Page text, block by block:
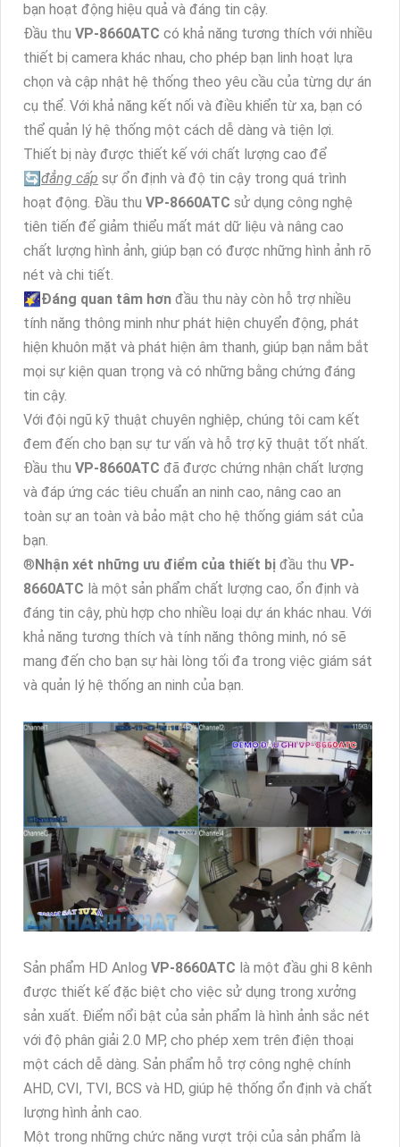
bạn hoạt động hiệu quả và đáng tin cậy.
Đầu thu VP-8660ATC có khả năng tương thích với nhiều
thiết bị camera khác nhau, cho phép bạn linh hoạt lựa
chọn và cập nhật hệ thống theo yêu cầu của từng dự án
cụ thể. Với khả năng kết nối và điều khiển từ xa, bạn có
thể quản lý hệ thống một cách dễ dàng và tiện lợi.
Thiết bị này được thiết kế với chất lượng cao để
🔄đẳng cấp sự ổn định và độ tin cậy trong quá trình
hoạt động. Đầu thu VP-8660ATC sử dụng công nghệ
tiên tiến để giảm thiểu mất mát dữ liệu và nâng cao
chất lượng hình ảnh, giúp bạn có được những hình ảnh rõ
nét và chi tiết.
🌠Đáng quan tâm hơn đầu thu này còn hỗ trợ nhiều
tính năng thông minh như phát hiện chuyển động, phát
hiện khuôn mặt và phát hiện âm thanh, giúp bạn nắm bắt
mọi sự kiện quan trọng và có những bằng chứng đáng
tin cậy.
Với đội ngũ kỹ thuật chuyên nghiệp, chúng tôi cam kết
đem đến cho bạn sự tư vấn và hỗ trợ kỹ thuật tốt nhất.
Đầu thu VP-8660ATC đã được chứng nhận chất lượng
và đáp ứng các tiêu chuẩn an ninh cao, nâng cao an
toàn sự an toàn và bảo mật cho hệ thống giám sát của
bạn.
®️ Nhận xét những ưu điểm của thiết bị đầu thu VP-
8660ATC là một sản phẩm chất lượng cao, ổn định và
đáng tin cậy, phù hợp cho nhiều loại dự án khác nhau. Với
khả năng tương thích và tính năng thông minh, nó sẽ
mang đến cho bạn sự hài lòng tối đa trong việc giám sát
và quản lý hệ thống an ninh của bạn.
Sản phẩm HD Anlog VP-8660ATC là một đầu ghi 8 kênh
được thiết kế đặc biệt cho việc sử dụng trong xưởng
sản xuất. Điểm nổi bật của sản phẩm là hình ảnh sắc nét
với độ phân giải 2.0 MP, cho phép xem trên điện thoại
một cách dễ dàng. Sản phẩm hỗ trợ công nghệ chính
AHD, CVI, TVI, BCS và HD, giúp hệ thống ổn định và chất
lượng hình ảnh cao.
Một trong những chức năng vượt trội của sản phẩm là